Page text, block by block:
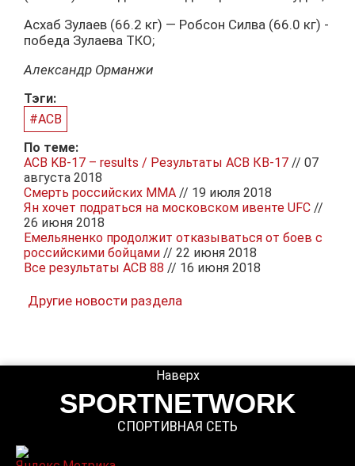
Асхаб Зулаев (66.2 кг) — Робсон Силва (66.0 кг) -
победа Зулаева ТКО;
Александр Орманжи
Тэги:
#ACB
По теме:
ACB KB-17 – results / Результаты АСВ КВ-17 // 07
августа 2018
Смерть российских ММА // 19 июля 2018
Ян хочет подраться на московском ивенте UFC //
26 июня 2018
Емельяненко продолжит отказываться от боев с
российскими бойцами // 22 июня 2018
Все результаты АСВ 88 // 16 июня 2018
Другие новости раздела
SPORTNETWORK
СПОРТИВНАЯ СЕТЬ
Наверх